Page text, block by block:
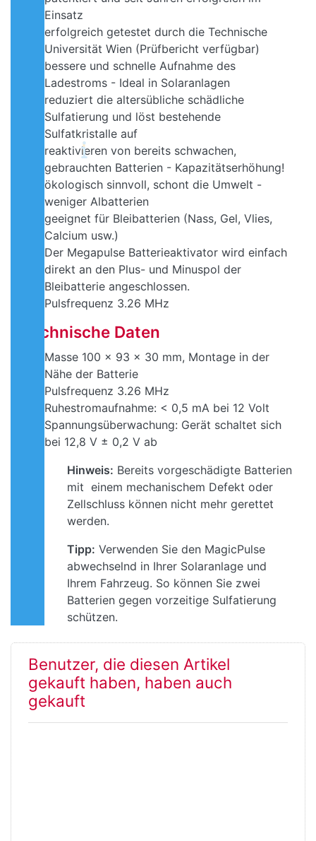
Einsatz
erfolgreich getestet durch die Technische
Universität Wien (Prüfbericht verfügbar)
bessere und schnelle Aufnahme des
Ladestroms - Ideal in Solaranlagen
reduziert die altersübliche schädliche
Sulfatierung und löst bestehende
Sulfatkristalle auf
reaktivieren von bereits schwachen,
gebrauchten Batterien - Kapazitätserhöhung!
ökologisch sinnvoll, schont die Umwelt -
weniger Albatterien
geeignet für Bleibatterien (Nass, Gel, Vlies,
Calcium usw.)
Der Megapulse Batterieaktivator wird einfach
direkt an den Plus- und Minuspol der
Bleibatterie angeschlossen.
Pulsfrequenz 3.26 MHz
Technische Daten
Masse 100 x 93 x 30 mm, Montage in der
Nähe der Batterie
Pulsfrequenz 3.26 MHz
Ruhestromaufnahme: < 0,5 mA bei 12 Volt
Spannungsüberwachung: Gerät schaltet sich
bei 12,8 V ± 0,2 V ab
Hinweis: Bereits vorgeschädigte Batterien
mit einem mechanischem Defekt oder
Zellschluss können nicht mehr gerettet
werden.
Tipp: Verwenden Sie den MagicPulse
abwechselnd in Ihrer Solaranlage und
Ihrem Fahrzeug. So können Sie zwei
Batterien gegen vorzeitige Sulfatierung
schützen.
Benutzer, die diesen Artikel
gekauft haben, haben auch
gekauft